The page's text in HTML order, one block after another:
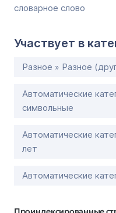
словарное слово
Участвует в
Разное » Разное
Автоматические
символьные
Автоматические
лет
Автоматические